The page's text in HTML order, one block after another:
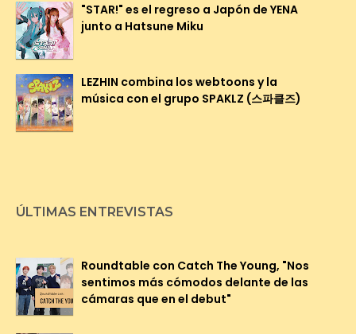
"STAR!" es el regreso a Japón de YENA
junto a Hatsune Miku
LEZHIN combina los webtoons y la
música con el grupo SPAKLZ (스파클즈)
ÚLTIMAS ENTREVISTAS
Roundtable con Catch The Young, "Nos
sentimos más cómodos delante de las
cámaras que en el debut"